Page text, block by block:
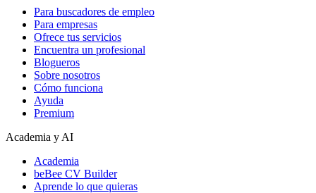
Para buscadores de empleo
Para empresas
Ofrece tus servicios
Encuentra un profesional
Blogueros
Sobre nosotros
Cómo funciona
Ayuda
Premium
Academia y AI
Academia
beBee CV Builder
Aprende lo que quieras